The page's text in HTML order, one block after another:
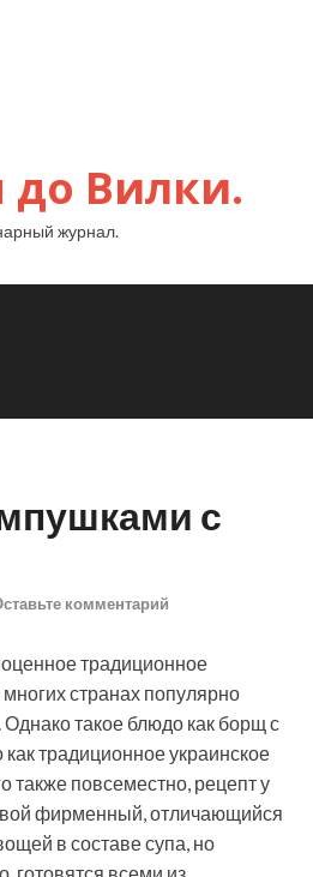
до Вилки.
журнал.
с
комментарий
традиционное
странах популярно
такое блюдо как борщ с
традиционное украинское
также повсеместно, рецепт у
фирменный, отличающийся
в составе супа, но